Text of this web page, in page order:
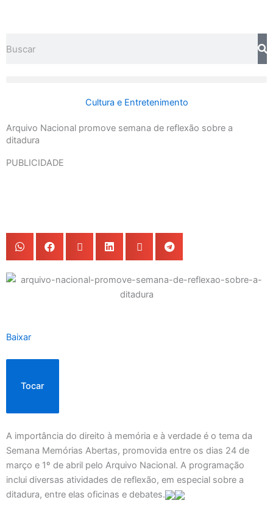
conteúdo
Cultura e Entretenimento
Arquivo Nacional promove semana de reflexão sobre a
ditadura
PUBLICIDADE
Baixar
Tocar
A importância do direito à memória e à verdade é o tema da
Semana Memórias Abertas, promovida entre os dias 24 de
março e 1º de abril pelo Arquivo Nacional. A programação
inclui diversas atividades de reflexão, em especial sobre a
ditadura, entre elas oficinas e debates.